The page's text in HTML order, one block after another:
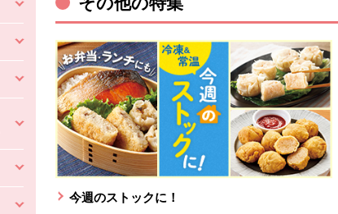
今週のストックに！